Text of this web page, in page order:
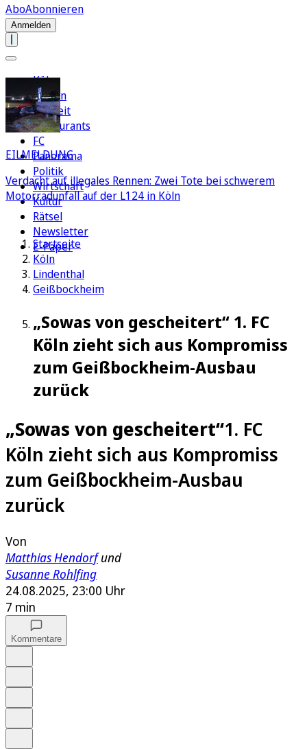
AboAbonnieren
Anmelden
Köln
Region
Freizeit
Restaurants
FC
Panorama
Politik
Wirtschaft
Kultur
Rätsel
Newsletter
E-Paper
EILMELDUNG
Verdacht auf illegales Rennen: Zwei Tote bei schwerem
Motorradunfall auf der L124 in Köln
Startseite
Köln
Lindenthal
Geißbockheim
„Sowas von gescheitert“ 1. FC
Köln zieht sich aus Kompromiss
zum Geißbockheim-Ausbau
zurück
„Sowas von gescheitert“1. FC
Köln zieht sich aus Kompromiss
zum Geißbockheim-Ausbau
zurück
Von
Matthias Hendorfund
Susanne Rohlfing
24.08.2025, 23:00 Uhr
7 min
Kommentare